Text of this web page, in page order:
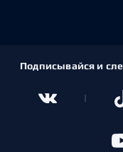
Подписывайся и